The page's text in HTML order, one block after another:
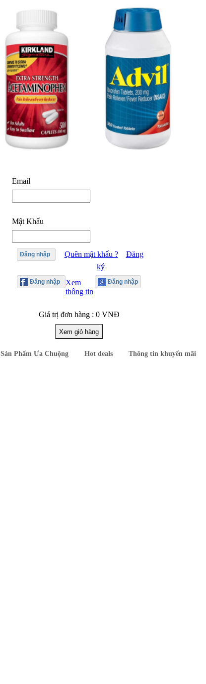
Email
Mật Khẩu
Đăng nhập Quên mật khẩu ?
Đăng
ký
Xem
thông tin
Giá trị đơn hàng : 0 VNĐ
Sản Phẩm Ưa Chuộng Hot deals Thông tin khuyến mãi